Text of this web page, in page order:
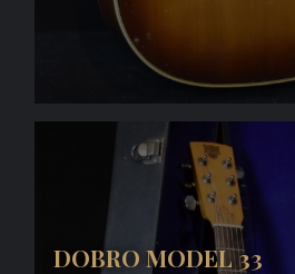
DOBRO MODEL 33